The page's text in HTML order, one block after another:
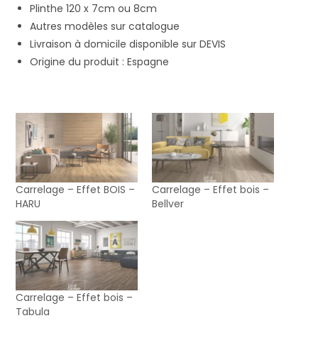
Plinthe 120 x 7cm ou 8cm
Autres modèles sur catalogue
Livraison à domicile disponible sur DEVIS
Origine du produit : Espagne
Carrelage – Effet BOIS –
HARU
Carrelage – Effet bois –
Bellver
Carrelage – Effet bois –
Tabula